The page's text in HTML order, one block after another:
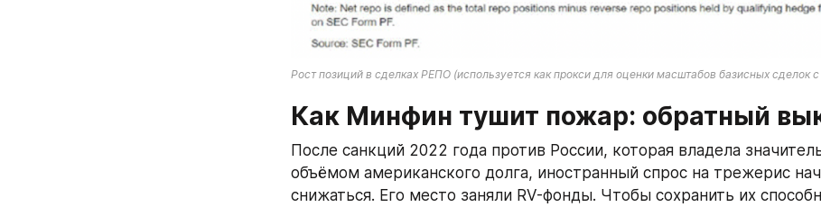
Рост позиций в сделках РЕПО (используется как прокси для оценки масштабов базисных сделок
Как Минфин тушит пожар: обратный
После санкций 2022 года против России, которая владела
объёмом американского долга, иностранный спрос на трежерис
снижаться. Его место заняли RV-фонды. Чтобы сохранить их